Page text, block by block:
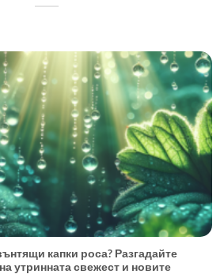
капки роса? Разгадайте
утринната свежест и новите